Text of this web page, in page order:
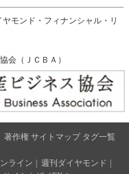
モンド・フィナンシャル・リ
会（ＪＣＢＡ）
著作権 サイトマップ タグ一覧
ライン 週刊ダイヤモンド